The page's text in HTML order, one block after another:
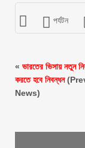
পর্যটন
« ভারতের ভিসায় নতুন
করতে হবে নিবন্ধন
News)